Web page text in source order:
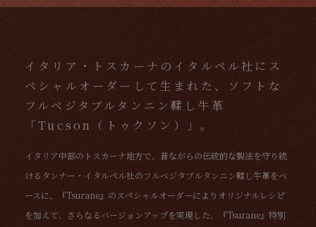
イタリア・トスカーナのイタルペル社にス
ペシャルオーダーして生まれた、ソフトな
フルベジタブルタンニン鞣し牛革
「Tucson（トゥクソン）」。
イタリア中部のトスカーナ地方で、昔ながらの伝統的な製法を守り続
けるタンナー・イタルペル社のフルベジタブルタンニン鞣し牛革をベ
ースに、『Tsurane』のスペシャルオーダーによりオリジナルレシピ
を加えて、さらなるバージョンアップを実現した、『Tsurane』特別